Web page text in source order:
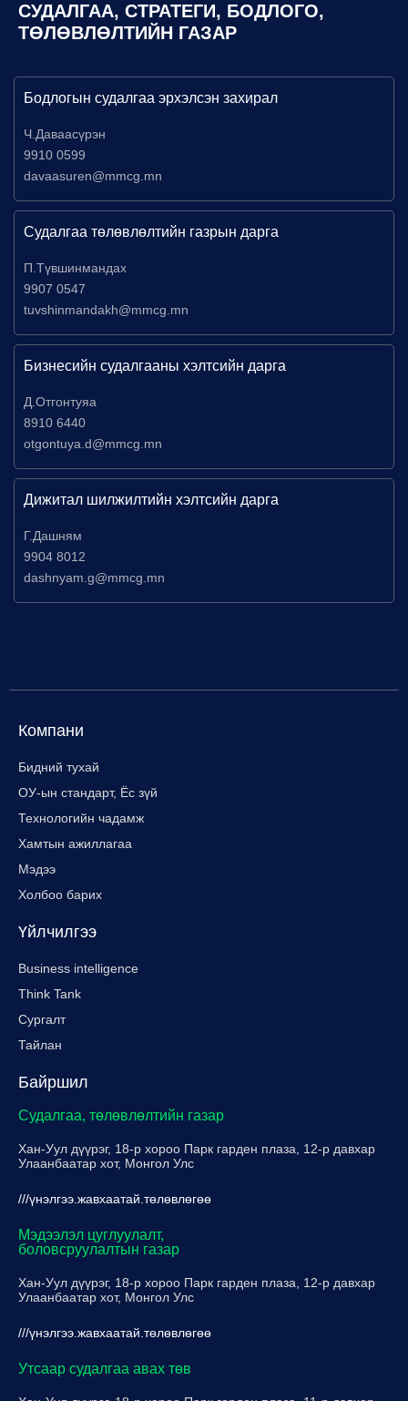
СУДАЛГАА, СТРАТЕГИ, БОДЛОГО,
ТӨЛӨВЛӨЛТИЙН ГАЗАР
Бодлогын судалгаа эрхэлсэн захирал
Ч.Даваасүрэн
9910 0599
davaasuren@mmcg.mn
Судалгаа төлөвлөлтийн газрын дарга
П.Түвшинмандах
9907 0547
tuvshinmandakh@mmcg.mn
Бизнесийн судалгааны хэлтсийн дарга
Д.Отгонтуяа
8910 6440
otgontuya.d@mmcg.mn
Дижитал шилжилтийн хэлтсийн дарга
Г.Дашням
9904 8012
dashnyam.g@mmcg.mn
Компани
Бидний тухай
ОУ-ын стандарт, Ёс зүй
Технологийн чадамж
Хамтын ажиллагаа
Мэдээ
Холбоо барих
Үйлчилгээ
Business intelligence
Think Tank
Сургалт
Тайлан
Байршил
Судалгаа, төлөвлөлтийн газар
Хан-Уул дүүрэг, 18-р хороо Парк гарден плаза, 12-р давхар
Улаанбаатар хот, Монгол Улс
///үнэлгээ.жавхаатай.төлөвлөгөө
Мэдээлэл цуглуулалт,
боловсруулалтын газар
Хан-Уул дүүрэг, 18-р хороо Парк гарден плаза, 12-р давхар
Улаанбаатар хот, Монгол Улс
///үнэлгээ.жавхаатай.төлөвлөгөө
Утсаар судалгаа авах төв